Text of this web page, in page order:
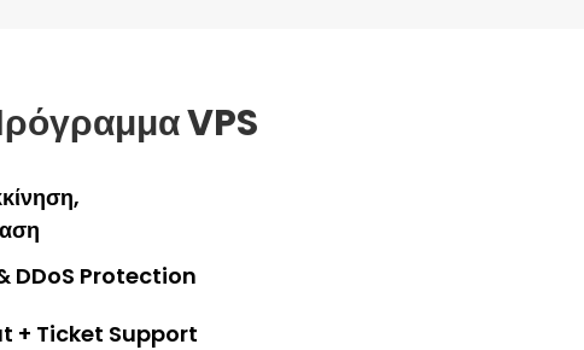
VPS
DDoS Protection
+ Ticket Support